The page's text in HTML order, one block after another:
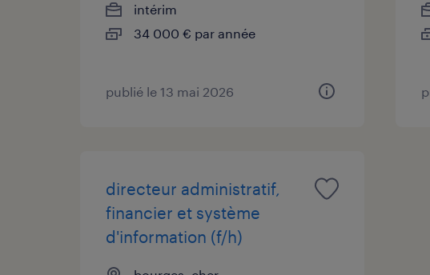
intérim
34 000 € par année
publié le 13 mai 2026
directeur administratif,
financier et système
d'information (f/h)